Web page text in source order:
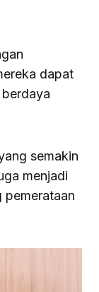
dapat
semakin
menjadi
pemerataan